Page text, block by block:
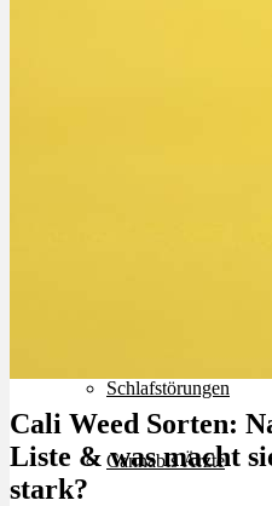
Schlafstörungen
Cannabis Ärzte
Cali Weed Sorten:
Liste & was macht
stark?